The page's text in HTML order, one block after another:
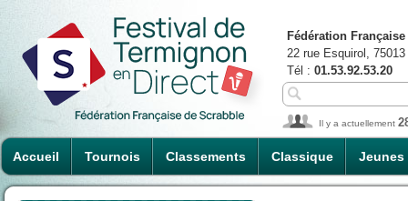
Accueil Tournois Classements Classique Jeunes
Fédération
22 rue Esquirol,
Tél : 01.53.92.53.20
Il y a actuellement